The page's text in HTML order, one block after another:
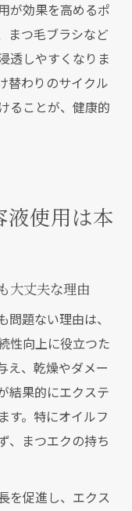
が効果を高めるポ
まつ毛ブラシなど
透しやすくなりま
替わりのサイクル
ることが、健康的
液使用は本
大丈夫な理由
題ない理由は、
性向上に役立つた
え、乾燥やダメー
結果的にエクステ
す。特にオイルフ
、まつエクの持ち
を促進し、エクス